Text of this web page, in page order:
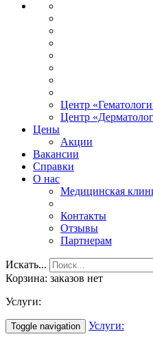
Центр
Центр
Цены
Акции
Вакансии
Справки
О нас
Медицинская
Контакты
Отзывы
Партнерам
Искать...
Корзина: заказов нет
Услуги:
Toggle navigation Услуги: